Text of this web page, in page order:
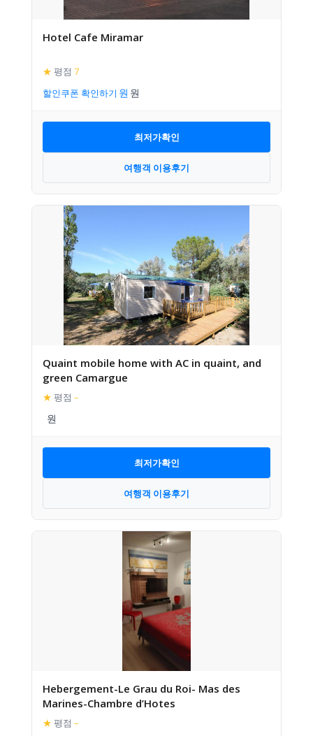
Hotel Cafe Miramar
★ 평점 7
할인쿠폰 확인하기
최저가확인
여행객 이용후기
Quaint mobile home with AC in quaint, and
green Camargue
★ 평점 –
최저가확인
여행객 이용후기
Hebergement-Le Grau du Roi- Mas des
Marines-Chambre d’Hotes
★ 평점 –